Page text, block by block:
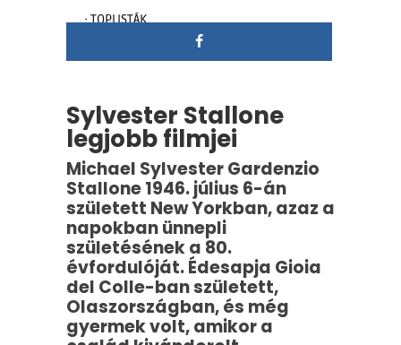
·TOPLISTÁK
Sylvester Stallone
legjobb filmjei
Michael Sylvester Gardenzio
Stallone 1946. július 6-án
született New Yorkban, azaz a
napokban ünnepli
születésének a 80.
évfordulóját. Édesapja Gioia
del Colle-ban született,
Olaszországban, és még
gyermek volt, amikor a